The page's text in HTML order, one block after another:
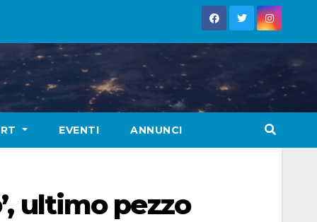
EVENTI ANNUNCI
ultimo pezzo